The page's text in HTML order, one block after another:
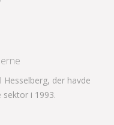
der havde
i 1993.